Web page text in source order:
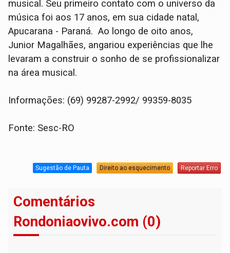
musical. Seu primeiro contato com o universo da
música foi aos 17 anos, em sua cidade natal,
Apucarana - Paraná. Ao longo de oito anos,
Junior Magalhães, angariou experiências que lhe
levaram a construir o sonho de se profissionalizar
na área musical.
Informações: (69) 99287-2992/ 99359-8035
Fonte: Sesc-RO
Sugestão de Pauta Direito ao esquecimento Reportar Erro
Comentários
Rondoniaovivo.com (0)